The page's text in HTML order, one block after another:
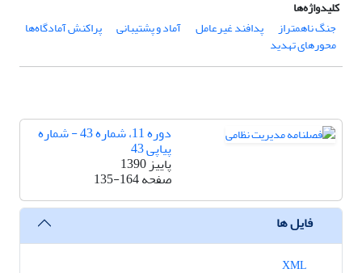
کلیدواژه‌ها
جنگ ناهمتراز
پدافند غیرعامل آماد و پشتیبانی پراکنش آمادگاه‌ها
محورهای تهدید
دوره 11، شماره 43 - شماره
پیاپی 43
پاییز 1390
صفحه135-164
فایل ها